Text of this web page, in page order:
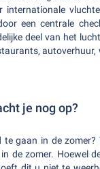
internationale
een centrale
deel van het
autoverhuur,
je nog op?
gaan in de zomer?
de zomer. Hoewel